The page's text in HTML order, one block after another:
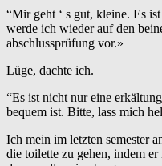
“Mir geht ‘ s gut, kleine. Es
werde ich wieder auf den
abschlussprüfung vor.»
Lüge, dachte ich.
“Es ist nicht nur eine
bequem ist. Bitte, lass mich
Ich mein im letzten semester
die toilette zu gehen, indem